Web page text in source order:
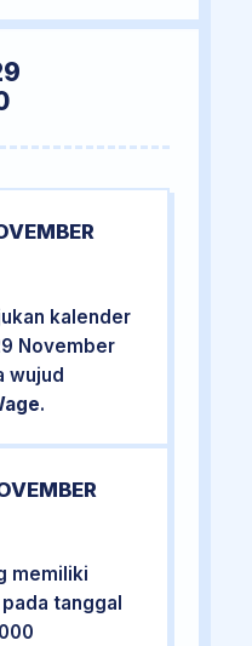
kalender
November
wujud
.
memiliki
tanggal